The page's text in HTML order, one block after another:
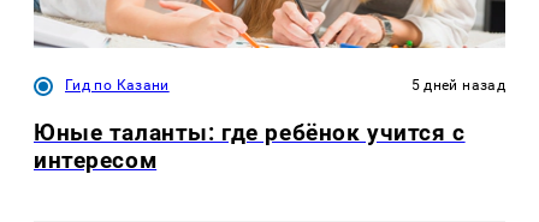
Гид по Казани 5 дней назад
Юные таланты: где ребёнок учится с
интересом